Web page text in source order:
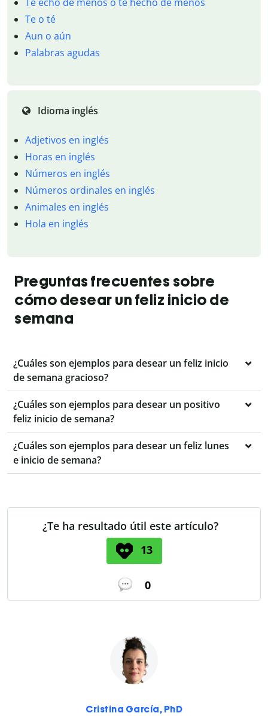
Te o té
Aun o aún
Palabras agudas
Idioma inglés
Adjetivos en inglés
Horas en inglés
Números en inglés
Números ordinales en inglés
Animales en inglés
Hola en inglés
Preguntas frecuentes sobre
cómo desear un feliz inicio de
semana
¿Cuáles son ejemplos para desear un feliz inicio
de semana gracioso?
¿Cuáles son ejemplos para desear un positivo
feliz inicio de semana?
¿Cuáles son ejemplos para desear un feliz lunes
e inicio de semana?
¿Te ha resultado útil este artículo?
13
0
Cristina García, PhD